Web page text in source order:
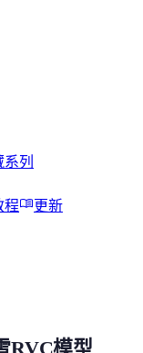
系列
程menu_book更新
RVC模型